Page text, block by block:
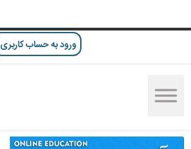
ورود به حساب کاربری